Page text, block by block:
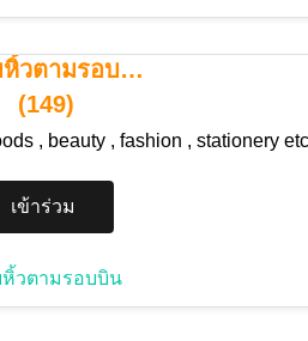
วตามรอบ…
(149)
, beauty , fashion , stationery
เข้าร่วม
หิ้วตามรอบบิน